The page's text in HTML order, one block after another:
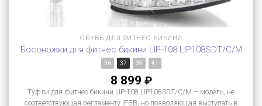
ОБУВЬ ДЛЯ ФИТНЕС-БИКИНИ
Босоножки для фитнес бикини LIP-108 LIP108SDT/C/M
36 37 39 41
8 899 ₽
Туфли для фитнес бикини LIP-108 LIP108SDT/C/M – модель, не
соответствующая регламенту IFBB, но позволяющая выступать в